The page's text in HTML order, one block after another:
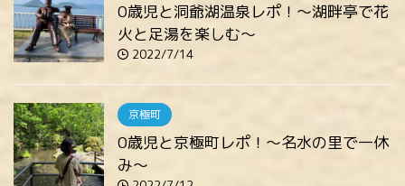
0歳児と洞爺湖温泉レポ！～湖畔亭で花
火と足湯を楽しむ～
2022/7/14
京極町
0歳児と京極町レポ！～名水の里で一休
み～